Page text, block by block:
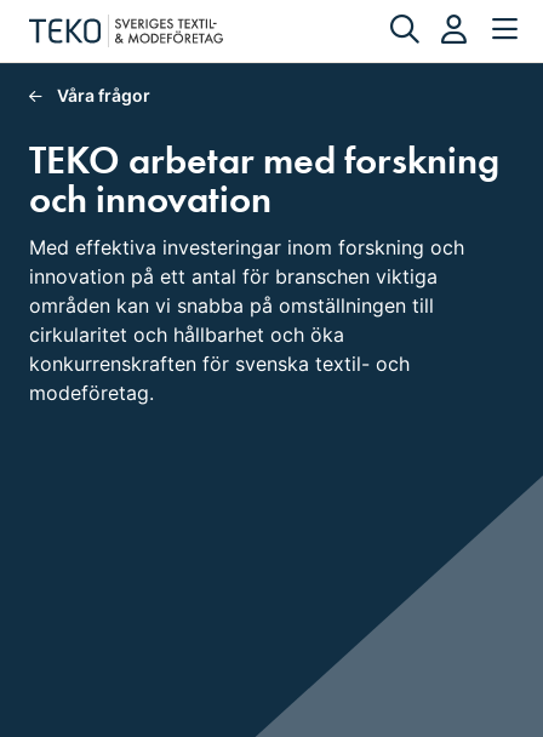
Våra frågor
TEKO arbetar med forskning
och innovation
Med effektiva investeringar inom forskning och
innovation på ett antal för branschen viktiga
områden kan vi snabba på omställningen till
cirkularitet och hållbarhet och öka
konkurrenskraften för svenska textil- och
modeföretag.